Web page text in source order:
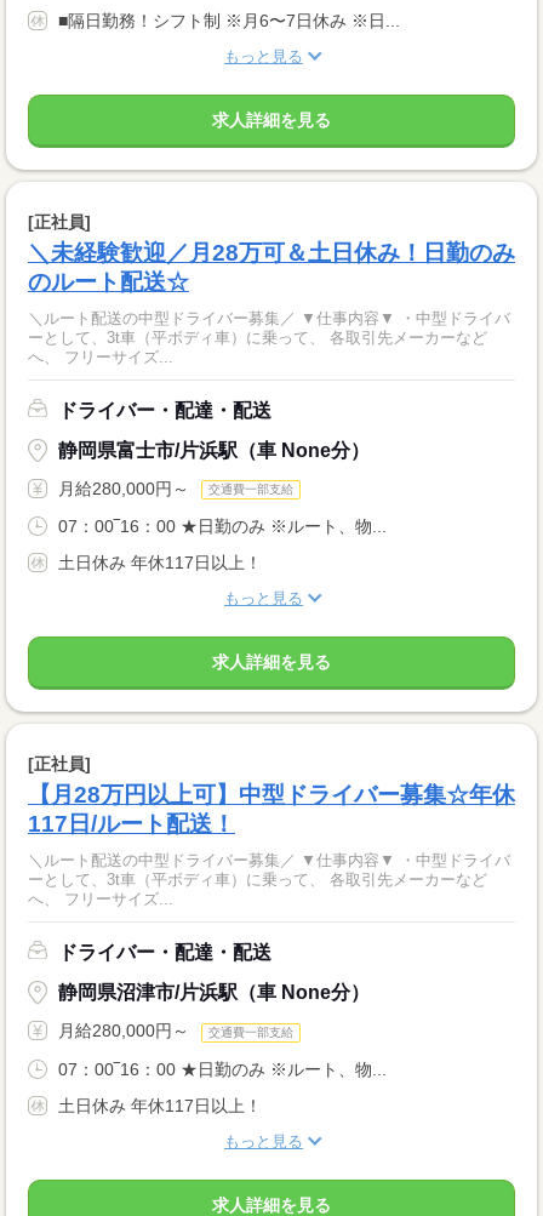
■隔日勤務！シフト制 ※月6〜7日休み ※日...
もっと見る
求人詳細を見る
[正社員]
＼未経験歓迎／月28万可＆土日休み！日勤のみ
のルート配送☆
＼ルート配送の中型ドライバー募集／ ▼仕事内容▼ ・中型ドライバ
ーとして、3t車（平ボディ車）に乗って、 各取引先メーカーなど
へ、 フリーサイズ...
ドライバー・配達・配送
静岡県富士市/片浜駅（車 None分）
月給280,000円～ 交通費一部支給
07：00‾16：00 ★日勤のみ ※ルート、物...
土日休み 年休117日以上！
もっと見る
求人詳細を見る
[正社員]
【月28万円以上可】中型ドライバー募集☆年休
117日/ルート配送！
＼ルート配送の中型ドライバー募集／ ▼仕事内容▼ ・中型ドライバ
ーとして、3t車（平ボディ車）に乗って、 各取引先メーカーなど
へ、 フリーサイズ...
ドライバー・配達・配送
静岡県沼津市/片浜駅（車 None分）
月給280,000円～ 交通費一部支給
07：00‾16：00 ★日勤のみ ※ルート、物...
土日休み 年休117日以上！
もっと見る
求人詳細を見る